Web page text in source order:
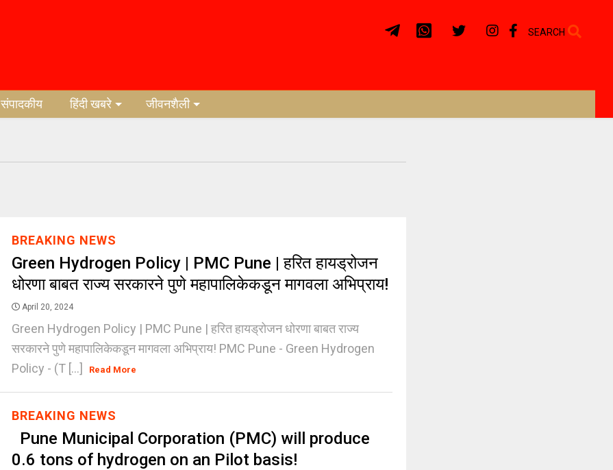
SEARCH
संपादकीय हिंदी खबरे जीवनशैली
BREAKING NEWS
Green Hydrogen Policy | PMC Pune | हरित हायड्रोजन
धोरणा बाबत राज्य सरकारने पुणे महापालिकेकडून मागवला अभिप्राय!
April 20, 2024
Green Hydrogen Policy | PMC Pune | हरित हायड्रोजन धोरणा बाबत राज्य
सरकारने पुणे महापालिकेकडून मागवला अभिप्राय! PMC Pune - Green Hydrogen
Policy - (T [...]
Read More
BREAKING NEWS
Pune Municipal Corporation (PMC) will produce
0.6 tons of hydrogen on an Pilot basis!